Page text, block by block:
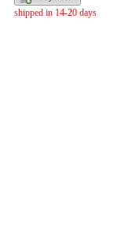
shipped in 14-20 days